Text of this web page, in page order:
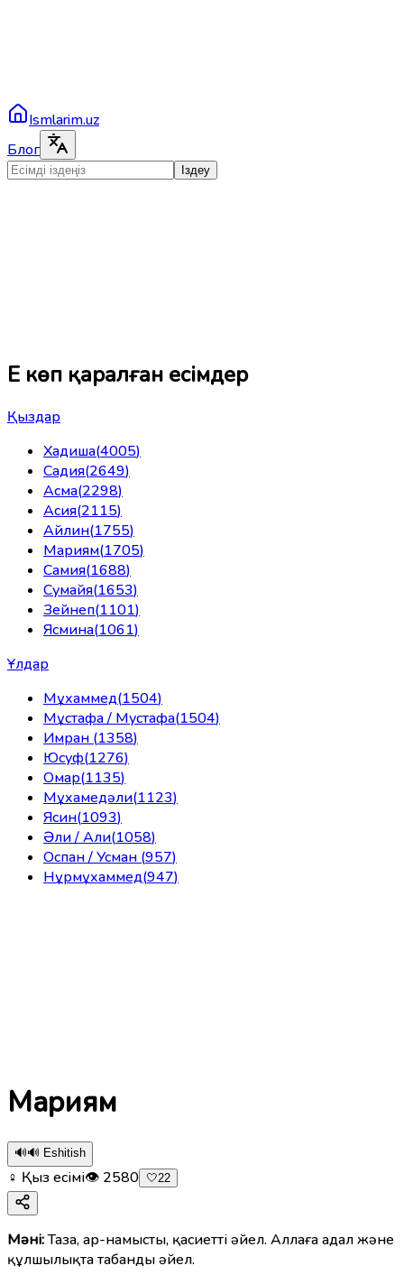
Ismlarim.uz
Блог
Іздеу
Ең көп қаралған есімдер
Қыздар
Хадиша(4005)
Садия(2649)
Асма(2298)
Асия(2115)
Айлин(1755)
Мариям(1705)
Самия(1688)
Сумайя(1653)
Зейнеп(1101)
Ясмина(1061)
Ұлдар
Мұхаммед(1504)
Мұстафа / Мустафа(1504)
Имран (1358)
Юсуф(1276)
Омар(1135)
Мұхамедәли(1123)
Ясин(1093)
Әли / Али(1058)
Оспан / Усман (957)
Нұрмұхаммед(947)
Мариям
🔊🔊 Eshitish
♀ Қыз есімі👁 2580 🤍22
Мәні:Таза, ар-намысты, қасиетті әйел. Аллаға адал және
құлшылықта табанды әйел.